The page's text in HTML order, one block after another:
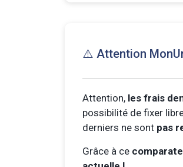
⚠️ Attention
Attention, les frais
possibilité de fixer
derniers ne sont pas
Grâce à ce